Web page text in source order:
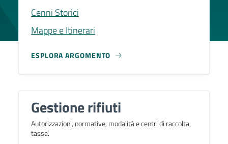
Cenni Storici
Mappe e Itinerari
ESPLORA ARGOMENTO
Gestione rifiuti
Autorizzazioni, normative, modalità e centri di raccolta,
tasse.